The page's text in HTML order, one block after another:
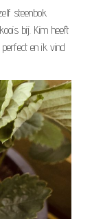
steenbok
bij. Kim heeft
en ik vind